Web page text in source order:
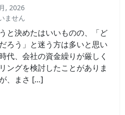
, 2026
ません
と決めたはいいものの、「ど
ろう」と迷う方は多いと思い
代、会社の資金繰りが厳しく
ングを検討したことがありま
、まさ […]